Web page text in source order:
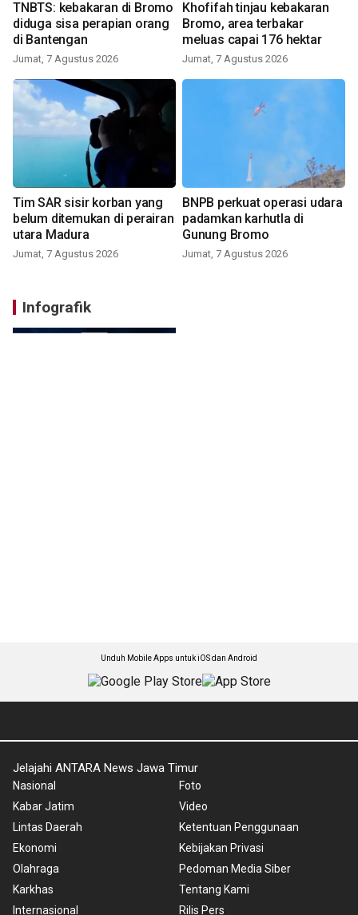
TNBTS: kebakaran di Bromo
diduga sisa perapian orang
di Bantengan
Jumat, 7 Agustus 2026
Khofifah tinjau kebakaran
Bromo, area terbakar
meluas capai 176 hektar
Jumat, 7 Agustus 2026
Tim SAR sisir korban yang
belum ditemukan di perairan
utara Madura
Jumat, 7 Agustus 2026
BNPB perkuat operasi udara
padamkan karhutla di
Gunung Bromo
Jumat, 7 Agustus 2026
Infografik
Unduh Mobile Apps untuk iOS dan Android
Jelajahi ANTARA News Jawa Timur
Nasional
Kabar Jatim
Lintas Daerah
Ekonomi
Olahraga
Karkhas
Internasional
Foto
Video
Ketentuan Penggunaan
Kebijakan Privasi
Pedoman Media Siber
Tentang Kami
Rilis Pers